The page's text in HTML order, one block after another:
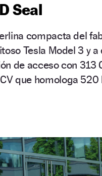
Seal
compacta del
Tesla Model 3 y
de acceso con 313
que homologa